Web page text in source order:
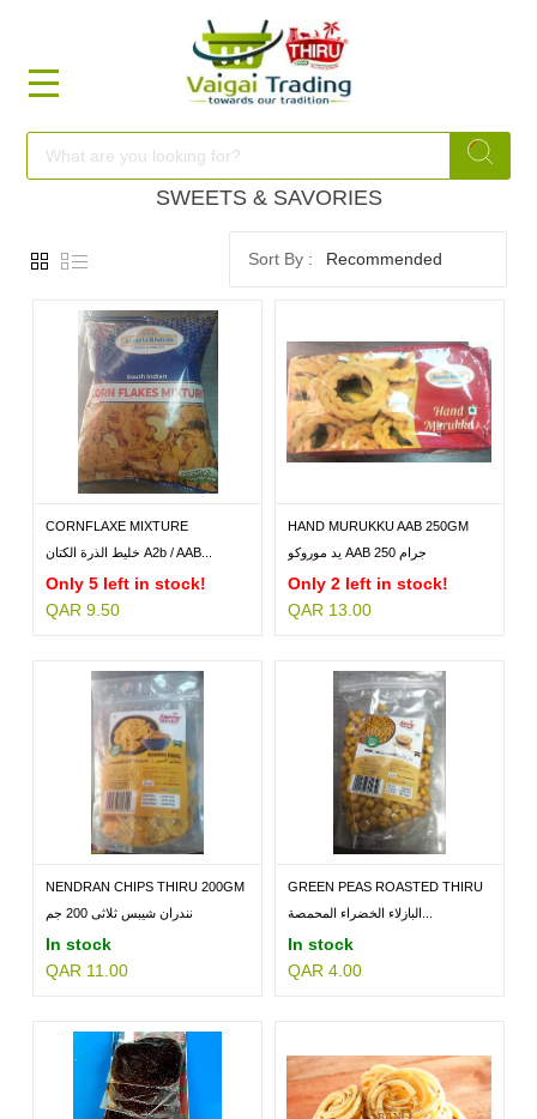
HOME
FOOD
FESTIVAL
FOOD
SWEETS & SAVORIES
Recommended
CORNFLAXE MIXTURE
A2b/AAB...
خليط الذرة الكتان A2b / AAB...
Only 5 left in stock!
QAR 9.50
HAND MURUKKU AAB 250GM
يد موروكو AAB 250 جرام
Only 2 left in stock!
QAR 13.00
NENDRAN CHIPS THIRU 200GM
نندران شيبس ثلاثى 200 جم
In stock
QAR 11.00
GREEN PEAS ROASTED THIRU
In stock
QAR 4.00